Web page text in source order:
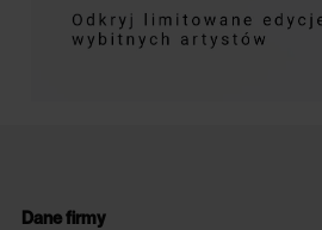
Dane firmy